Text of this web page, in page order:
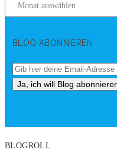
BLOG ABONNIEREN
BLOGROLL